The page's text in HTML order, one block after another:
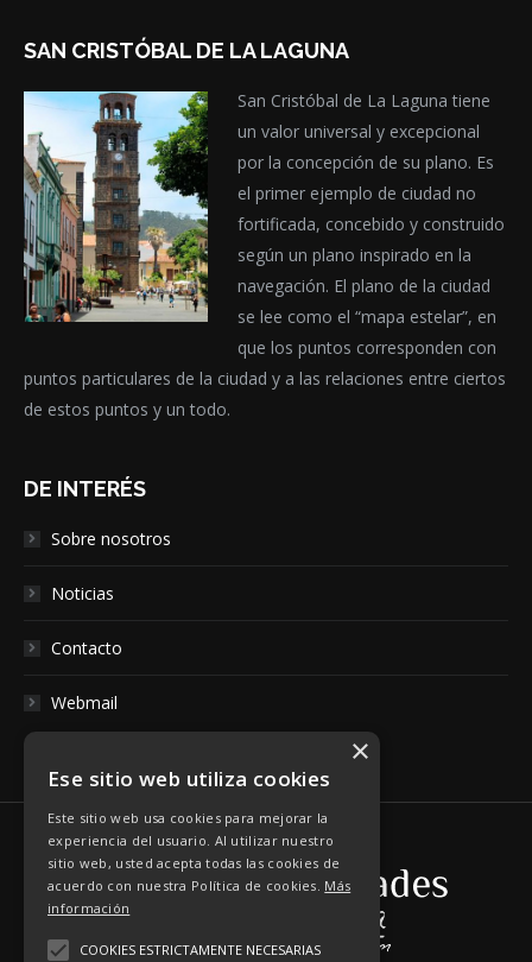
SAN CRISTÓBAL DE LA LAGUNA
San Cristóbal de La Laguna tiene
un valor universal y excepcional
por la concepción de su plano. Es
el primer ejemplo de ciudad no
fortificada, concebido y construido
según un plano inspirado en la
navegación. El plano de la ciudad
se lee como el “mapa estelar”, en
que los puntos corresponden con
puntos particulares de la ciudad y a las relaciones entre ciertos
de estos puntos y un todo.
DE INTERÉS
Sobre nosotros
Noticias
Contacto
Webmail
×
Ese sitio web utiliza cookies
Este sitio web usa cookies para mejorar la
experiencia del usuario. Al utilizar nuestro
sitio web, usted acepta todas las cookies de
acuerdo con nuestra Política de cookies. Más
información
COOKIES ESTRICTAMENTE NECESARIAS